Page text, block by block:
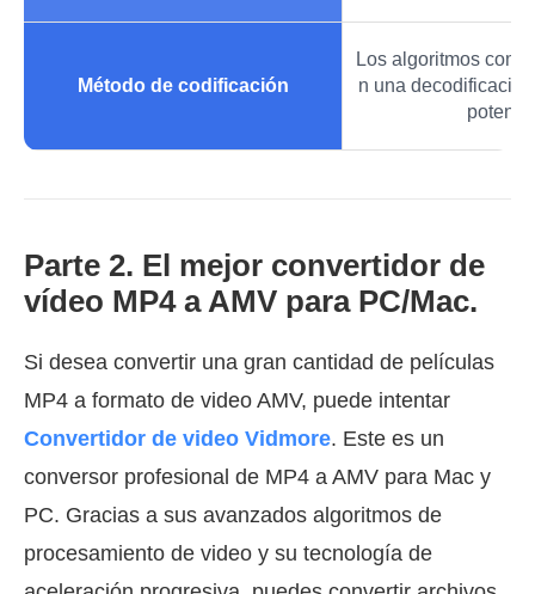
Método de codificación
Los algoritmos
n una
potente.
Parte 2. El mejor convertidor de
vídeo MP4 a AMV para PC/Mac.
Si desea convertir una gran cantidad de películas
MP4 a formato de video AMV, puede intentar
Convertidor de video Vidmore. Este es un
conversor profesional de MP4 a AMV para Mac y
PC. Gracias a sus avanzados algoritmos de
procesamiento de video y su tecnología de